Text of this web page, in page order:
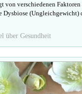
von verschiedenen
Dysbiose (Ungleichgewicht)
über Gesundheit